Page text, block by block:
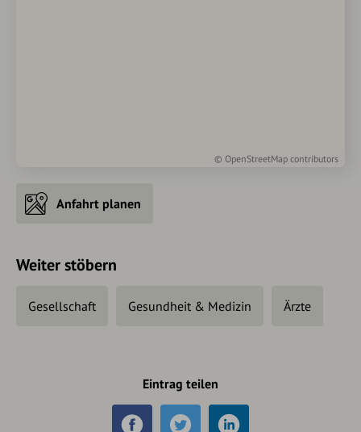
© OpenStreetMap contributors
Anfahrt planen
Weiter stöbern
Gesellschaft Gesundheit & Medizin Ärzte
Eintrag teilen